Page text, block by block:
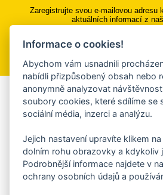
Zaregistrujte svou e-mailovou adresu
aktuálních informací z
Přihlásit se k
Aplikace Mobilní
Chcete dostávat do svého mobilu či
ankety, pozvánky na kulturní
Více informací o
Informace o cookies!
Abychom vám usnadnili
nabídli přizpůsobený obsah nebo
anonymně analyzovat
soubory cookies, které sdílíme se
sociální média, inzerci a analýzu.
Jejich nastavení upravíte klikem
dolním rohu obrazovky a kdykoliv
Podrobnější informace najdete v
ochrany osobních údajů a